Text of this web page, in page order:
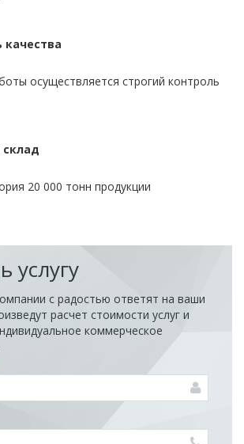
качества
осуществляется строгий контроль
20 000 тонн продукции
услугу
с радостью ответят на ваши
расчет стоимости услуг и
коммерческое